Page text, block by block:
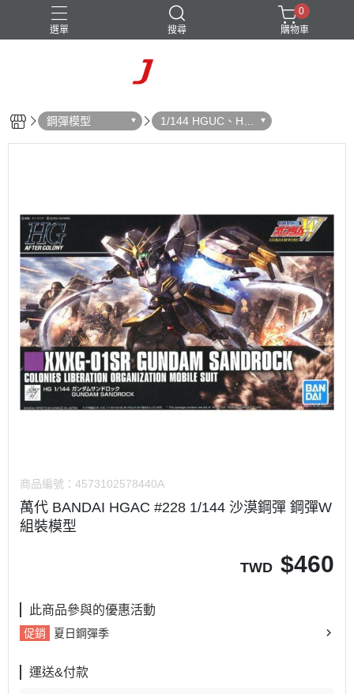
選單 搜尋
0
購物車
鋼彈模型
1/144 HGUC、HG
CE、HGAC
商品編號： 4573102578440A
萬代 BANDAI HGAC #228 1/144 沙漠鋼彈 鋼彈W
組裝模型
TWD $460
此商品參與的優惠活動
促銷 夏日鋼彈季
運送&付款